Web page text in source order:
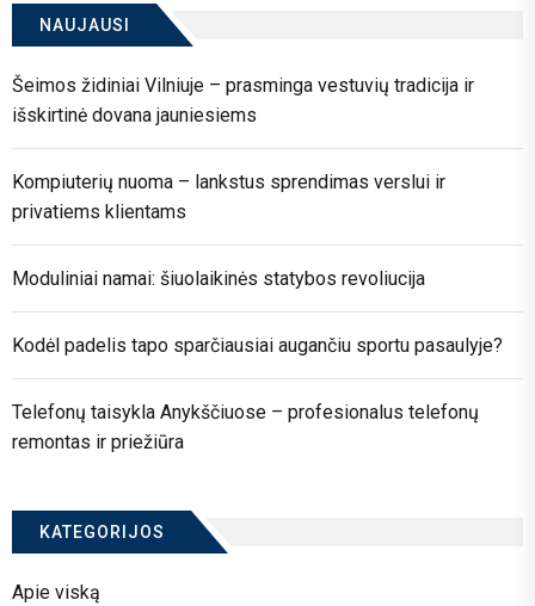
NAUJAUSI
Šeimos židiniai Vilniuje – prasminga vestuvių tradicija ir
išskirtinė dovana jauniesiems
Kompiuterių nuoma – lankstus sprendimas verslui ir
privatiems klientams
Moduliniai namai: šiuolaikinės statybos revoliucija
Kodėl padelis tapo sparčiausiai augančiu sportu pasaulyje?
Telefonų taisykla Anykščiuose – profesionalus telefonų
remontas ir priežiūra
KATEGORIJOS
Apie viską